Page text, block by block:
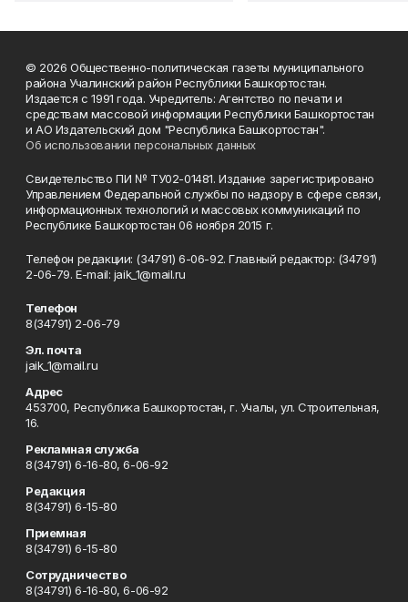
© 2026 Общественно-политическая газеты муниципального
района Учалинский район Республики Башкортостан.
Издается с 1991 года. Учредитель: Агентство по печати и
средствам массовой информации Республики Башкортостан
и АО Издательский дом "Республика Башкортостан".
Об использовании персональных данных
Свидетельство ПИ № ТУ02-01481. Издание зарегистрировано
Управлением Федеральной службы по надзору в сфере связи,
информационных технологий и массовых коммуникаций по
Республике Башкортостан 06 ноября 2015 г.
Телефон редакции: (34791) 6-06-92. Главный редактор: (34791)
2-06-79. Е-mаil: jaik_1@mail.ru
Телефон
8(34791) 2-06-79
Эл. почта
jaik_1@mail.ru
Адрес
453700, Республика Башкортостан, г. Учалы, ул. Строительная,
16.
Рекламная служба
8(34791) 6-16-80, 6-06-92
Редакция
8(34791) 6-15-80
Приемная
8(34791) 6-15-80
Сотрудничество
8(34791) 6-16-80, 6-06-92